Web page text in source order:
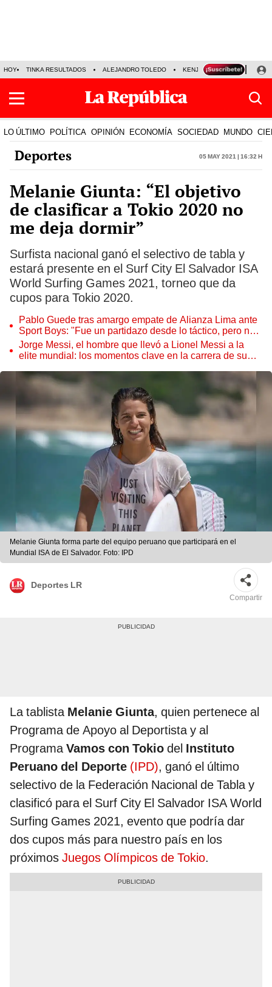
HOY TINKA RESULTADOS ALEJANDRO TOLEDO KENJI FUJIMORI
LO ÚLTIMO POLÍTICA OPINIÓN ECONOMÍA SOCIEDAD MUNDO
Deportes 05 May 2021 | 16:32 h
Melanie Giunta: “El objetivo
de clasificar a Tokio 2020 no
me deja dormir”
Surfista nacional ganó el selectivo de tabla y
estará presente en el Surf City El Salvador ISA
World Surfing Games 2021, torneo que da
cupos para Tokio 2020.
Pablo Guede tras amargo empate de Alianza Lima ante
Sport Boys: "Fue un partidazo desde lo táctico, pero no
jugamos bien"
Jorge Messi, el hombre que llevó a Lionel Messi a la
elite mundial: los momentos clave en la carrera de su
Melanie Giunta forma parte del equipo peruano que participará en el
Mundial ISA de El Salvador. Foto: IPD
Deportes LR
Compartir
La tablista Melanie Giunta, quien pertenece al
Programa de Apoyo al Deportista y al
ProgramaVamos con Tokio del Instituto
Peruano del Deporte (IPD), ganó el último
selectivo de la Federación Nacional de Tabla y
clasificó para el Surf City El Salvador ISA World
Surfing Games 2021, evento que podría dar
dos cupos más para nuestro país en los
próximos Juegos Olímpicos de Tokio.